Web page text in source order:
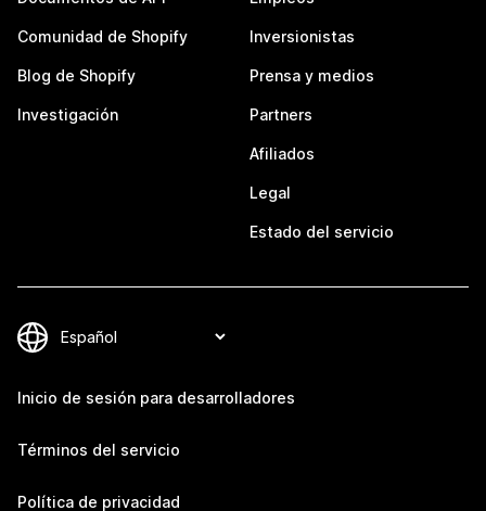
Comunidad de Shopify
Blog de Shopify
Investigación
Inversionistas
Prensa y medios
Partners
Afiliados
Legal
Estado del servicio
Inicio de sesión para desarrolladores
Términos del servicio
Política de privacidad